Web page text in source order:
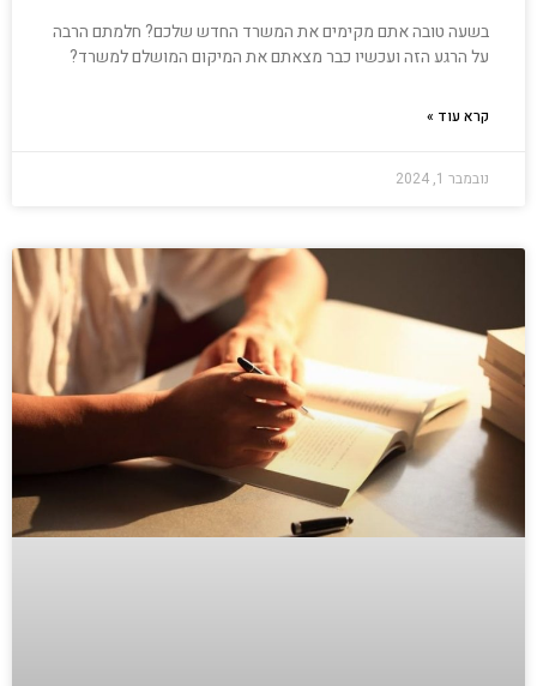
בשעה טובה אתם מקימים את המשרד החדש שלכם? חלמתם הרבה
על הרגע הזה ועכשיו כבר מצאתם את המיקום המושלם למשרד?
קרא עוד »
נובמבר 1, 2024